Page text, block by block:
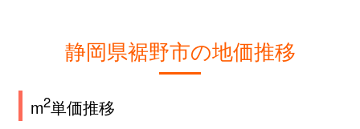
静岡県裾野市の地価推移
m2単価推移